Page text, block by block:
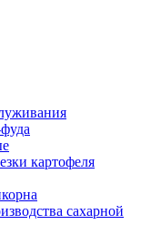
картофеля
сахарной